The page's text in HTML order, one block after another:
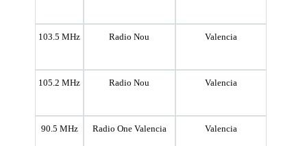
103.5 MHz Radio Nou Valencia
105.2 MHz Radio Nou Valencia
90.5 MHz Radio One Valencia Valencia